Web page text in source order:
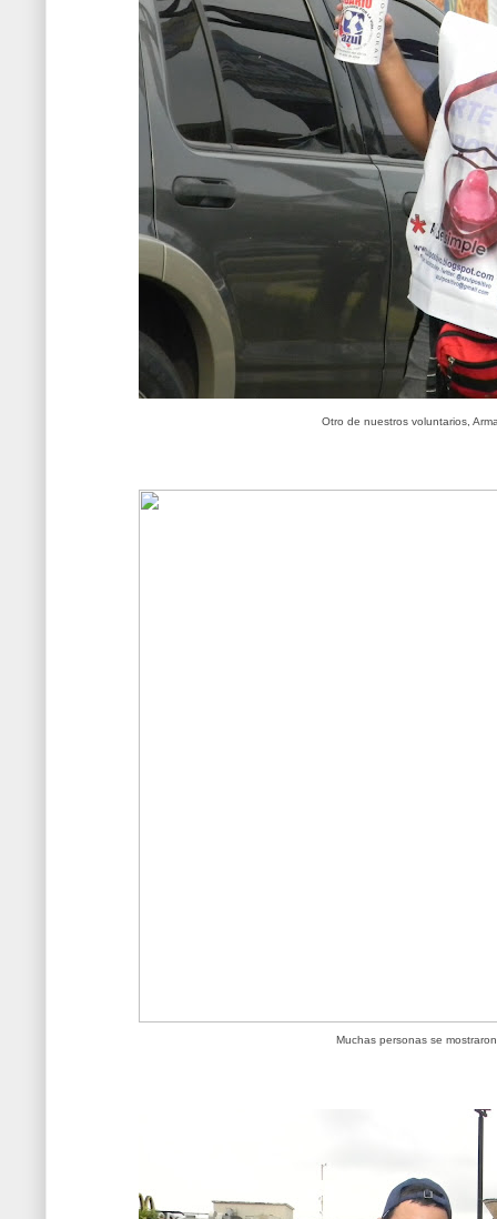
Otro de nuestros voluntarios,
Muchas personas se